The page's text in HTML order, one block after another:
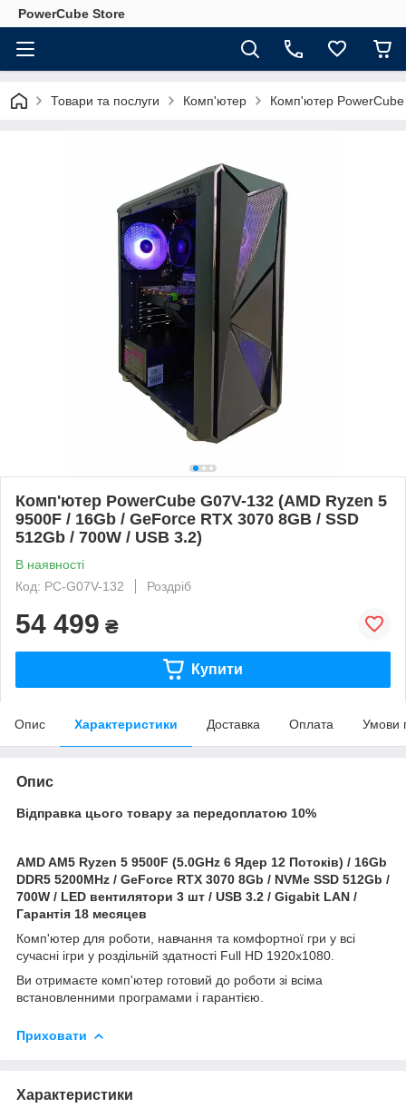
PowerCube Store
Товари та послуги Комп'ютер Комп'ютер
Комп'ютер PowerCube G07V-132 (AMD Ryzen 5
9500F / 16Gb / GeForce RTX 3070 8GB / SSD
512Gb / 700W / USB 3.2)
В наявності
Код: PC-G07V-132
Роздріб
54 499 ₴
Купити
Опис Характеристики Доставка Оплата Умови
Опис
Відправка цього товару за передоплатою 10%
AMD AM5 Ryzen 5 9500F (5.0GHz 6 Ядер 12 Потоків) / 16Gb
DDR5 5200MHz / GeForce RTX 3070 8Gb / NVMe SSD 512Gb /
700W / LED вентилятори 3 шт / USB 3.2 / Gigabit LAN /
Гарантія 18 месяцев
Комп'ютер для роботи, навчання та комфортної гри у всі
сучасні ігри у роздільній здатності Full HD 1920x1080.
Ви отримаєте комп'ютер готовий до роботи зі всіма
встановленними програмами і гарантією.
Приховати
Характеристики